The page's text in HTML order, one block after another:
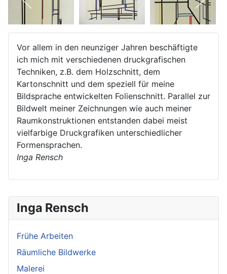
Inga Rensch
Frühe Arbeiten
Räumliche Bildwerke
Malerei
Vor allem in den neunziger Jahren beschäftigte
ich mich mit verschiedenen druckgrafischen
Techniken, z.B. dem Holzschnitt, dem
Kartonschnitt und dem speziell für meine
Bildsprache entwickelten Folienschnitt. Parallel zur
Bildwelt meiner Zeichnungen wie auch meiner
Raumkonstruktionen entstanden dabei meist
vielfarbige Druckgrafiken unterschiedlicher
Formensprachen.
Inga Rensch